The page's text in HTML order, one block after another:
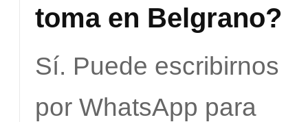
toma en Belgrano?
Sí. Puede escribirnos
por WhatsApp para